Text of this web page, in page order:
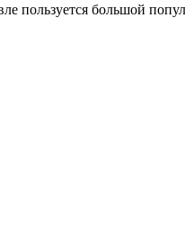
пользуется большой